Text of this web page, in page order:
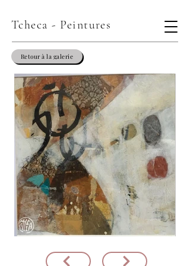
Tcheca - Peintures
Retour à la galerie